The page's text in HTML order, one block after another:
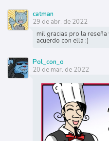
catman
29 de abr. de 2022
mil gracias pro la
acuerdo con ella :)
Pol_con_o
20 de mar. de 2022